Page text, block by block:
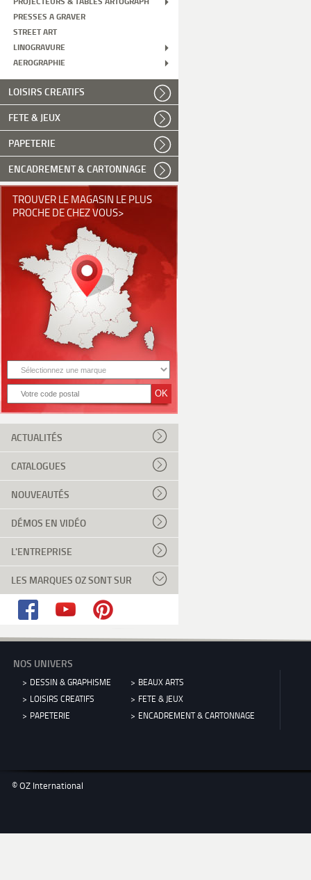
PRESSES A GRAVER
STREET ART
LINOGRAVURE
AEROGRAPHIE
LOISIRS CREATIFS
FETE & JEUX
PAPETERIE
ENCADREMENT & CARTONNAGE
TROUVER LE MAGASIN LE PLUS
PROCHE DE CHEZ VOUS>
ACTUALITÉS
CATALOGUES
NOUVEAUTÉS
DÉMOS EN VIDÉO
L'ENTREPRISE
LES MARQUES OZ SONT SUR
NOS UNIVERS
DESSIN & GRAPHISME
BEAUX ARTS
LOISIRS CREATIFS
FETE & JEUX
PAPETERIE
ENCADREMENT & CARTONNAGE
© OZ International